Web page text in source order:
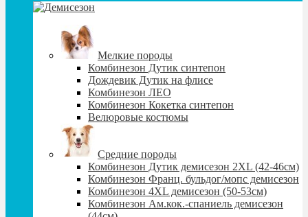
Мелкие породы
Комбинезон Дутик синтепон
Дождевик Дутик на флисе
Комбинезон ЛЕО
Комбинезон Кокетка синтепон
Велюровые костюмы
Средние породы
Комбинезон Дутик демисезон 2XL (42-46см)
Комбинезон Франц. бульдог/мопс демисезон
Комбинезон 4XL демисезон (50-53см)
Комбинезон Ам.кок.-спаниель демисезон